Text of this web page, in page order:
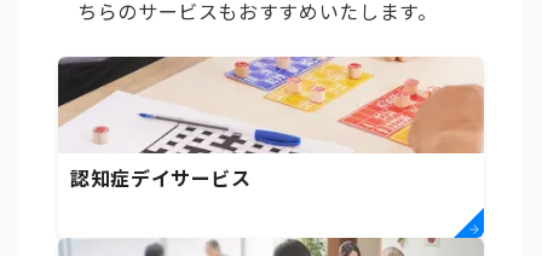
ちらのサービスもおすすめいたします。
認知症デイサービス